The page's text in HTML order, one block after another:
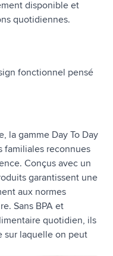
disponible et
quotidiennes.
fonctionnel pensé
la gamme Day To Day
familiales reconnues
Conçus avec un
garantissent une
aux normes
Sans BPA et
quotidien, ils
sur laquelle on peut